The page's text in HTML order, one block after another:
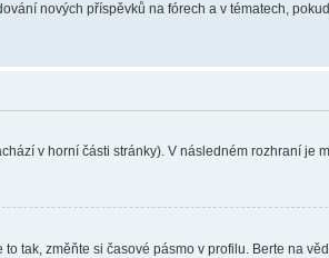
nových příspěvků na fórech a v tématech,
v horní části stránky). V následném rozhraní je
tak, změňte si časové pásmo v profilu. Berte na